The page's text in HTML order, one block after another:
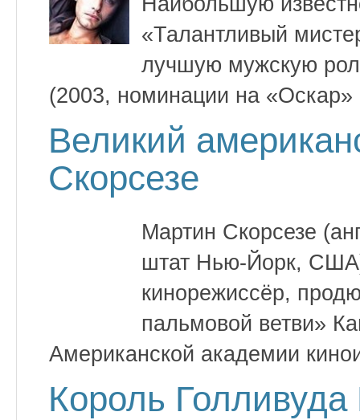
«Талантливый
лучшую мужскую
(2003, номинации на «Оскар»
Великий
Скорсезе
Мартин Скорсезе
штат Нью-Йорк,
кинорежиссёр,
пальмовой ветви»
Американской академии
Король Голливуда